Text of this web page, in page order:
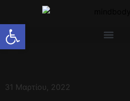
31 Μαρτίου, 2022
Ανοίξτε τη γραμμή εργαλείων